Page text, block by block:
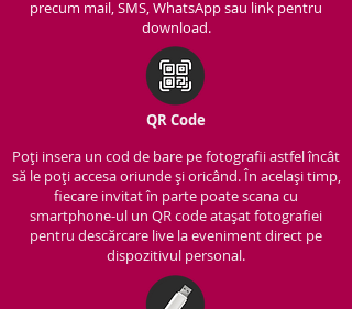
precum mail, SMS, WhatsApp sau link pentru
download.
QR Code
Poți insera un cod de bare pe fotografii astfel încât
să le poți accesa oriunde și oricând. În același timp,
fiecare invitat în parte poate scana cu
smartphone-ul un QR code atașat fotografiei
pentru descărcare live la eveniment direct pe
dispozitivul personal.